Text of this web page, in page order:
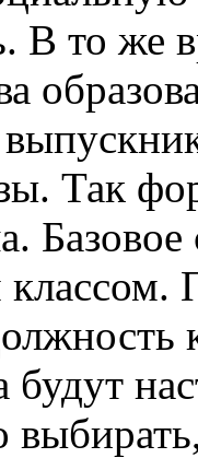
В то же
Так
Базовое